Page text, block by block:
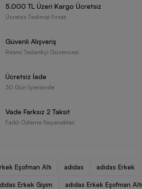
5.000 TL Üzeri Kargo Ücretsiz
Ücretsiz Teslimat Fırsatı
Güvenli Alışveriş
Resmi Tedarikçi Güvencesi
Ücretsiz İade
30 Gün İçerisinde
Vade Farksız 2 Taksit
Farklı Ödeme Seçenekleri
Eşofman Altı adidas adidas Erkek
Erkek Giyim adidas Erkek Eşofman Altı